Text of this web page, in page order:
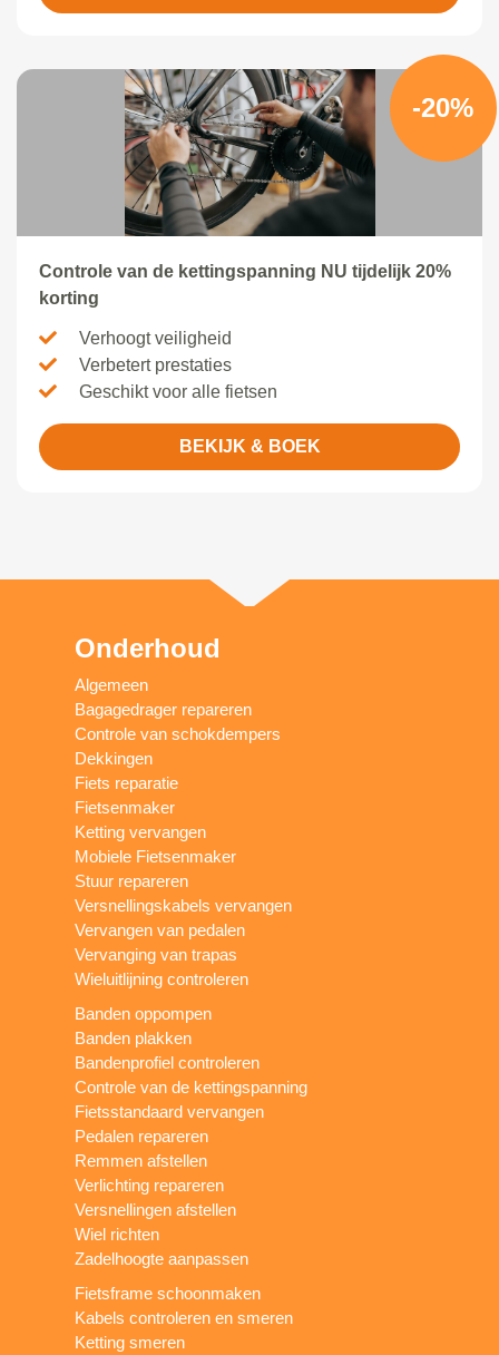
-20%
Controle van de kettingspanning NU tijdelijk 20%
korting
Verhoogt veiligheid
Verbetert prestaties
Geschikt voor alle fietsen
BEKIJK & BOEK
Onderhoud
Algemeen
Bagagedrager repareren
Controle van schokdempers
Dekkingen
Fiets reparatie
Fietsenmaker
Ketting vervangen
Mobiele Fietsenmaker
Stuur repareren
Versnellingskabels vervangen
Vervangen van pedalen
Vervanging van trapas
Wieluitlijning controleren
Banden oppompen
Banden plakken
Bandenprofiel controleren
Controle van de kettingspanning
Fietsstandaard vervangen
Pedalen repareren
Remmen afstellen
Verlichting repareren
Versnellingen afstellen
Wiel richten
Zadelhoogte aanpassen
Fietsframe schoonmaken
Kabels controleren en smeren
Ketting smeren